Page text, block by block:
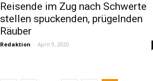
Reisende im Zug nach Schwerte
stellen spuckenden, prügelnden
Räuber
Redaktion - April 9, 2020